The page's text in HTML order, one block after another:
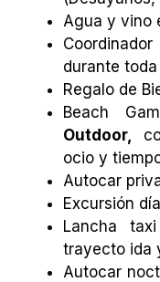
Agua y vino
durante
Regalo de
Beach
Outdoor,
ocio y
Autocar
Excursión
Lancha
trayecto ida
Autocar